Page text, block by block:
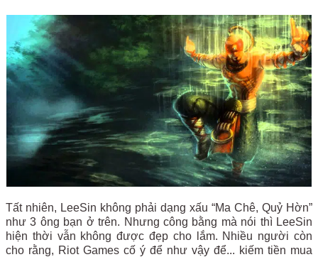
Tất nhiên, LeeSin không phải dạng xấu “Ma Chê, Quỷ Hờn”
như 3 ông bạn ở trên. Nhưng công bằng mà nói thì LeeSin
hiện thời vẫn không được đẹp cho lắm. Nhiều người còn
cho rằng, Riot Games cố ý để như vậy để... kiếm tiền mua